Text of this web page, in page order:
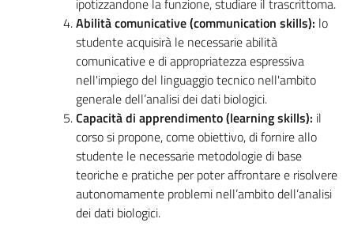
ipotizzandone la funzione, studiare il trascrittoma.
Abilità comunicative (communication skills): lo
studente acquisirà le necessarie abilità
comunicative e di appropriatezza espressiva
nell'impiego del linguaggio tecnico nell'ambito
generale dell’analisi dei dati biologici.
Capacità di apprendimento (learning skills): il
corso si propone, come obiettivo, di fornire allo
studente le necessarie metodologie di base
teoriche e pratiche per poter affrontare e risolvere
autonomamente problemi nell’ambito dell’analisi
dei dati biologici.